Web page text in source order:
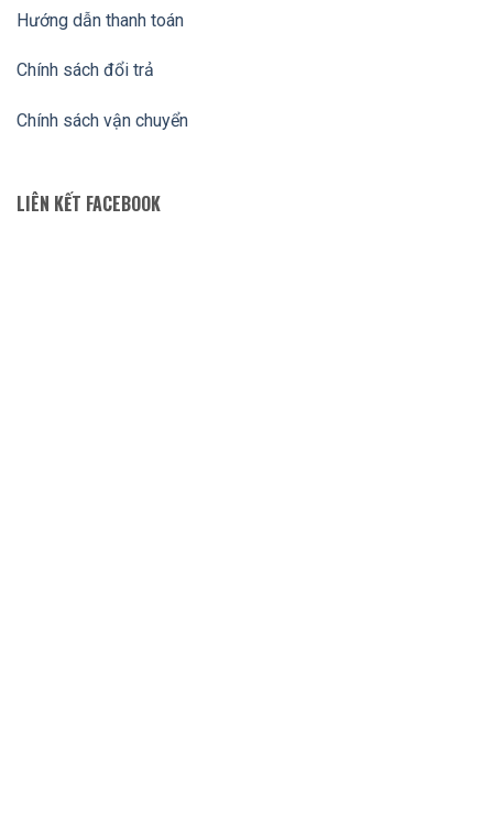
Hướng dẫn thanh toán
Chính sách đổi trả
Chính sách vận chuyển
LIÊN KẾT FACEBOOK